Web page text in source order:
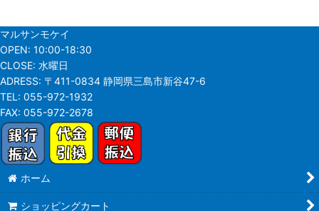
マルサンモケイ
OPEN: 10:00-18:30
CLOSE: 水曜日
ADRESS: 〒411-0834 静岡県三島市新谷47-6
TEL: 055-972-1932
FAX: 055-972-2678
ホーム
ショッピングカート